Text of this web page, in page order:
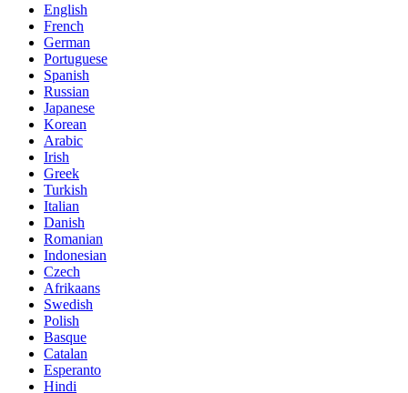
English
French
German
Portuguese
Spanish
Russian
Japanese
Korean
Arabic
Irish
Greek
Turkish
Italian
Danish
Romanian
Indonesian
Czech
Afrikaans
Swedish
Polish
Basque
Catalan
Esperanto
Hindi